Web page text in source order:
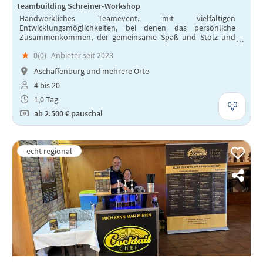
Teambuilding Schreiner-Workshop
Handwerkliches Teamevent, mit vielfältigen
Entwicklungsmöglichkeiten, bei denen das persönliche
Zusammenkommen, der gemeinsame Spaß und Stolz und
★ 0(0) Anbieter seit 2023
Aschaffenburg und mehrere Orte
4 bis 20
1,0 Tag
ab2.500 € pauschal